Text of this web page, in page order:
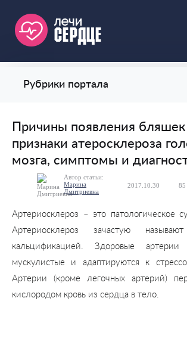
Рубрики портала
Причины появления бляшек
признаки атеросклероза
мозга, симптомы и
Автор статьи:
Марина
Дмитриевна
2017.10.30 85
Артериосклероз – это патологическое
Артериосклероз зачастую
кальцификацией. Здоровые
мускулистые и адаптируются к
Артерии (кроме легочных артерий)
кислородом кровь из сердца в тело.